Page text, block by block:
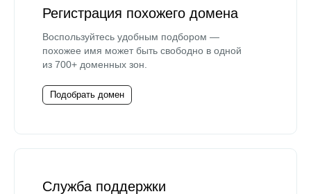
Регистрация похожего домена
Воспользуйтесь удобным подбором —
похожее имя может быть свободно в одной
из 700+ доменных зон.
Подобрать домен
Служба поддержки